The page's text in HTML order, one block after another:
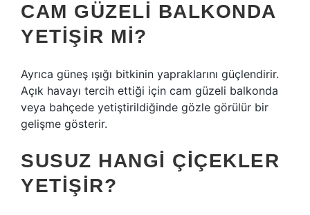
CAM GÜZELI BALKONDA
YETIŞIR MI?
Ayrıca güneş ışığı bitkinin yapraklarını güçlendirir.
Açık havayı tercih ettiği için cam güzeli balkonda
veya bahçede yetiştirildiğinde gözle görülür bir
gelişme gösterir.
SUSUZ HANGI ÇIÇEKLER
YETIŞIR?